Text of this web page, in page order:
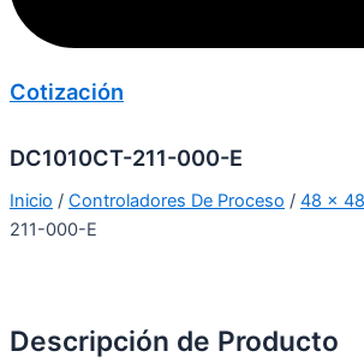
Cotización
DC1010CT-211-000-E
Inicio / Controladores De Proceso / 48 x
211-000-E
Descripción de Producto